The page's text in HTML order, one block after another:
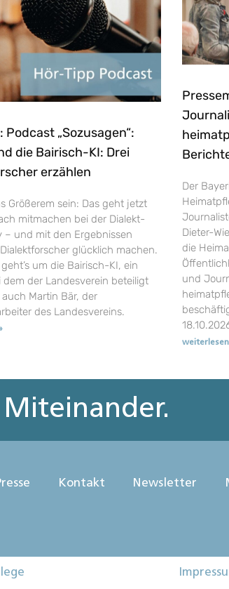
Podcast „Sozusagen“:
die Bairisch-KI: Drei
erzählen
Größerem sein: Das geht jetzt
mitmachen bei der Dialekt-
– und mit den Ergebnissen
glücklich machen.
um die Bairisch-KI, ein
dem der Landesverein beteiligt
auch Martin Bär, der
des Landesvereins.
Der
Dieter-
die
und
Kontakt Newsletter